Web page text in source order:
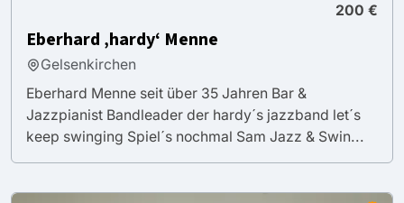
200 €
Eberhard ‚hardy‘ Menne
Gelsenkirchen
Eberhard Menne seit über 35 Jahren Bar &
Jazzpianist Bandleader der hardy´s jazzband let´s
keep swinging Spiel´s nochmal Sam Jazz & Swin...